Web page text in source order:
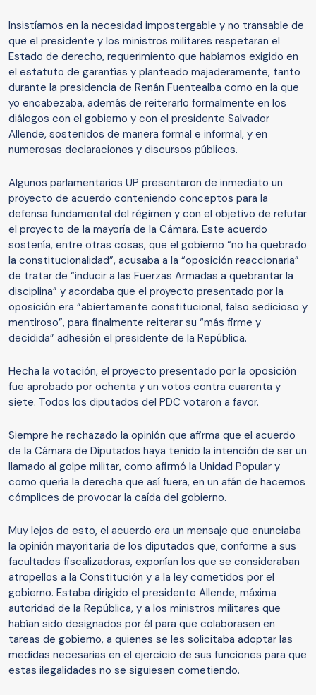
Insistíamos en la necesidad impostergable y no transable de
que el presidente y los ministros militares respetaran el
Estado de derecho, requerimiento que habíamos exigido en
el estatuto de garantías y planteado majaderamente, tanto
durante la presidencia de Renán Fuentealba como en la que
yo encabezaba, además de reiterarlo formalmente en los
diálogos con el gobierno y con el presidente Salvador
Allende, sostenidos de manera formal e informal, y en
numerosas declaraciones y discursos públicos.
Algunos parlamentarios UP presentaron de inmediato un
proyecto de acuerdo conteniendo conceptos para la
defensa fundamental del régimen y con el objetivo de refutar
el proyecto de la mayoría de la Cámara. Este acuerdo
sostenía, entre otras cosas, que el gobierno “no ha quebrado
la constitucionalidad”, acusaba a la “oposición reaccionaria”
de tratar de “inducir a las Fuerzas Armadas a quebrantar la
disciplina” y acordaba que el proyecto presentado por la
oposición era “abiertamente constitucional, falso sedicioso y
mentiroso”, para finalmente reiterar su “más firme y
decidida” adhesión el presidente de la República.
Hecha la votación, el proyecto presentado por la oposición
fue aprobado por ochenta y un votos contra cuarenta y
siete. Todos los diputados del PDC votaron a favor.
Siempre he rechazado la opinión que afirma que el acuerdo
de la Cámara de Diputados haya tenido la intención de ser un
llamado al golpe militar, como afirmó la Unidad Popular y
como quería la derecha que así fuera, en un afán de hacernos
cómplices de provocar la caída del gobierno.
Muy lejos de esto, el acuerdo era un mensaje que enunciaba
la opinión mayoritaria de los diputados que, conforme a sus
facultades fiscalizadoras, exponían los que se consideraban
atropellos a la Constitución y a la ley cometidos por el
gobierno. Estaba dirigido el presidente Allende, máxima
autoridad de la República, y a los ministros militares que
habían sido designados por él para que colaborasen en
tareas de gobierno, a quienes se les solicitaba adoptar las
medidas necesarias en el ejercicio de sus funciones para que
estas ilegalidades no se siguiesen cometiendo.